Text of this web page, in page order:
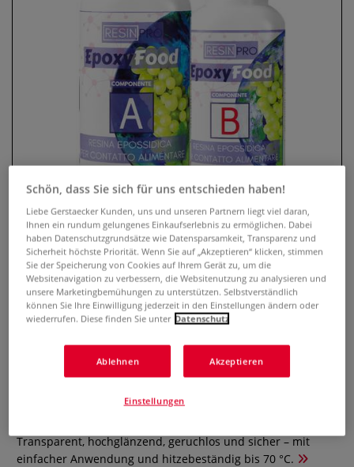
RESINPRO EpoxyFood
Transparentes Epoxidharz mit
Lebensmittelzulassung
0 Bewertungen
Transparent, hochglänzend, geruchlos und sicher – mit
einfacher Anwendung und hitzebeständig bis 70 °C.
Schön, dass Sie sich für uns entschieden haben!
Liebe Gerstaecker Kunden, uns und unseren Partnern liegt viel daran,
Ihnen ein rundum gelungenes Einkaufserlebnis zu ermöglichen. Dabei
haben Datenschutzgrundsätze wie Datensparsamkeit, Transparenz und
Sicherheit höchste Priorität. Wenn Sie auf „Akzeptieren“ klicken, stimmen
Sie der Speicherung von Cookies auf Ihrem Gerät zu, um die
Websitenavigation zu verbessern, die Websitenutzung zu analysieren und
unsere Marketingbemühungen zu unterstützen. Selbstverständlich
können Sie Ihre Einwilligung jederzeit in den Einstellungen ändern oder
wiederrufen. Diese finden Sie unter Datenschutz
Ablehnen Akzeptieren
Einstellungen